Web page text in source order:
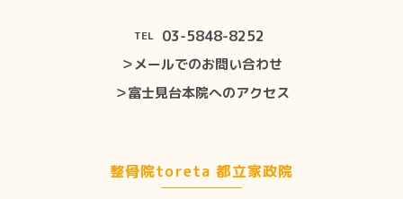
TEL 03-5848-8252
＞メールでのお問い合わせ
＞富士見台本院へのアクセス
整骨院toreta 都立家政院